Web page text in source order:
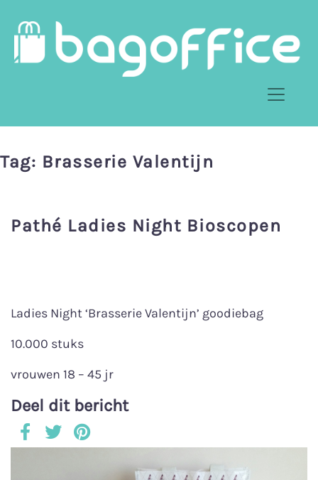
Tag: Brasserie Valentijn
Pathé Ladies Night Bioscopen
Ladies Night ‘Brasserie Valentijn’ goodiebag
10.000 stuks
vrouwen 18 – 45 jr
Deel dit bericht